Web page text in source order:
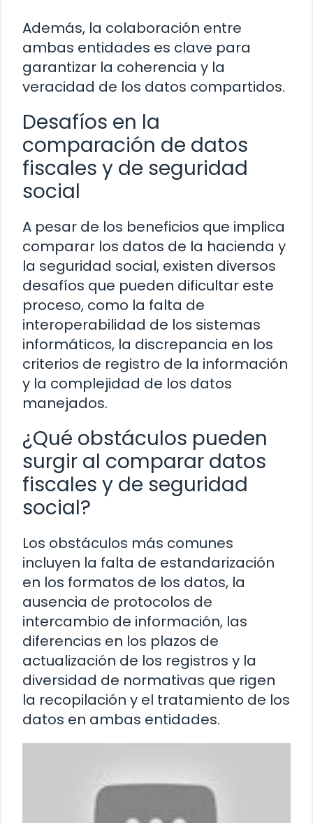
Además, la colaboración entre
ambas entidades es clave para
garantizar la coherencia y la
veracidad de los datos compartidos.
Desafíos en la
comparación de datos
fiscales y de seguridad
social
A pesar de los beneficios que implica
comparar los datos de la hacienda y
la seguridad social, existen diversos
desafíos que pueden dificultar este
proceso, como la falta de
interoperabilidad de los sistemas
informáticos, la discrepancia en los
criterios de registro de la información
y la complejidad de los datos
manejados.
¿Qué obstáculos pueden
surgir al comparar datos
fiscales y de seguridad
social?
Los obstáculos más comunes
incluyen la falta de estandarización
en los formatos de los datos, la
ausencia de protocolos de
intercambio de información, las
diferencias en los plazos de
actualización de los registros y la
diversidad de normativas que rigen
la recopilación y el tratamiento de los
datos en ambas entidades.